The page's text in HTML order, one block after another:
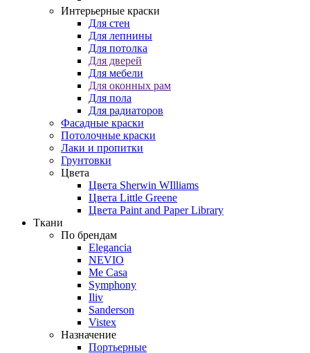
Интерьерные краски
Для стен
Для лепнины
Для потолка
Для дверей
Для мебели
Для оконных рам
Для пола
Для радиаторов
Фасадные краски
Потолочные краски
Лаки и пропитки
Грунтовки
Цвета
Цвета Sherwin WIlliams
Цвета Little Greene
Цвета Paint and Paper Library
Ткани
По брендам
Elegancia
NEVIO
Me Casa
Symphony
Iliv
Sanderson
Vistex
Назначение
Портьерные